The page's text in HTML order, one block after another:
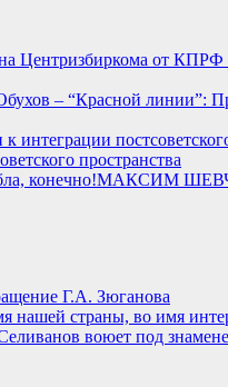
Центризбиркома от
– “Красной линии”:
пространства
МАКСИМ
Г.А. Зюганова
нашей страны, во имя
воюет под